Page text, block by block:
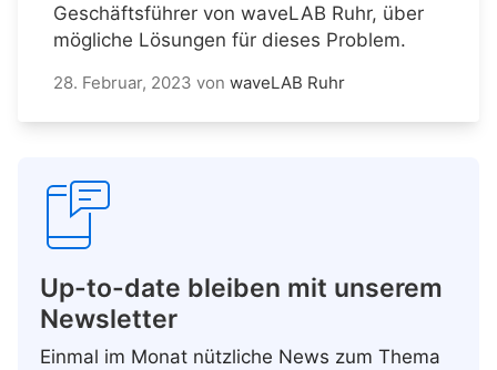
Geschäftsführer von waveLAB Ruhr, über
mögliche Lösungen für dieses Problem.
28. Februar, 2023 von waveLAB Ruhr
Up-to-date bleiben mit unserem
Newsletter
Einmal im Monat nützliche News zum Thema